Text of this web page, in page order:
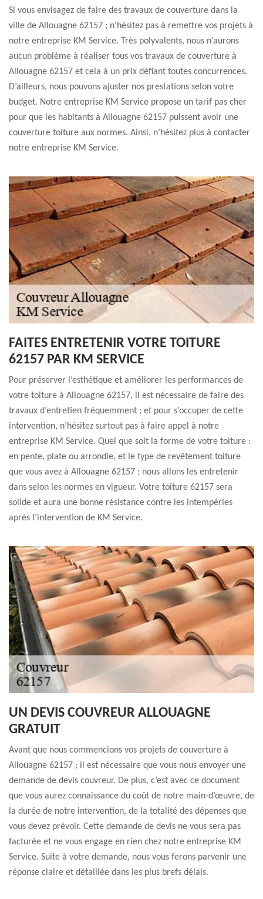
Si vous envisagez de faire des travaux de couverture dans la
ville de Allouagne 62157 ; n’hésitez pas à remettre vos projets à
notre entreprise KM Service. Très polyvalents, nous n’aurons
aucun problème à réaliser tous vos travaux de couverture à
Allouagne 62157 et cela à un prix défiant toutes concurrences.
D’ailleurs, nous pouvons ajuster nos prestations selon votre
budget. Notre entreprise KM Service propose un tarif pas cher
pour que les habitants à Allouagne 62157 puissent avoir une
couverture toiture aux normes. Ainsi, n’hésitez plus à contacter
notre entreprise KM Service.
FAITES ENTRETENIR VOTRE TOITURE
62157 PAR KM SERVICE
Pour préserver l’esthétique et améliorer les performances de
votre toiture à Allouagne 62157, il est nécessaire de faire des
travaux d’entretien fréquemment ; et pour s’occuper de cette
intervention, n’hésitez surtout pas à faire appel à notre
entreprise KM Service. Quel que soit la forme de votre toiture :
en pente, plate ou arrondie, et le type de revêtement toiture
que vous avez à Allouagne 62157 ; nous allons les entretenir
dans selon les normes en vigueur. Votre toiture 62157 sera
solide et aura une bonne résistance contre les intempéries
après l’intervention de KM Service.
UN DEVIS COUVREUR ALLOUAGNE
GRATUIT
Avant que nous commencions vos projets de couverture à
Allouagne 62157 ; il est nécessaire que vous nous envoyer une
demande de devis couvreur. De plus, c’est avec ce document
que vous aurez connaissance du coût de notre main-d’œuvre, de
la durée de notre intervention, de la totalité des dépenses que
vous devez prévoir. Cette demande de devis ne vous sera pas
facturée et ne vous engage en rien chez notre entreprise KM
Service. Suite à votre demande, nous vous ferons parvenir une
réponse claire et détaillée dans les plus brefs délais.